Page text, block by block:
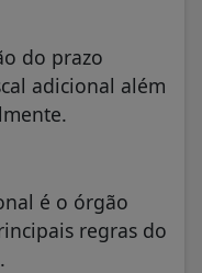
do prazo
adicional além
é o órgão
regras do